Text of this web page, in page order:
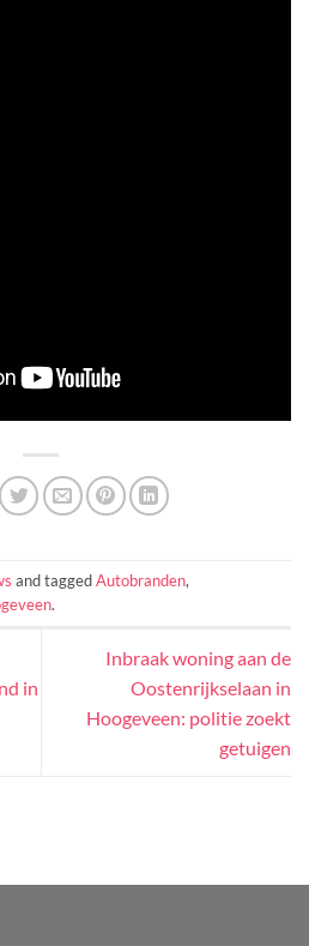
and taggedAutobranden,
.
in
Inbraak woning aan de
Oostenrijkselaan in
Hoogeveen: politie zoekt
getuigen